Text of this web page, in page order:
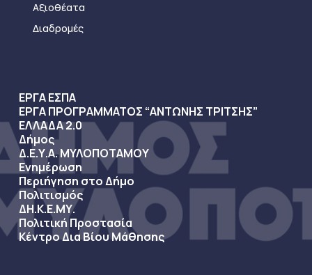
Αξιοθέατα
Διαδρομές
ΕΡΓΑ ΕΣΠΑ
ΕΡΓΑ ΠΡΟΓΡΑΜΜΑΤΟΣ “ΑΝΤΩΝΗΣ ΤΡΙΤΣΗΣ”
ΕΛΛΑΔΑ 2.0
Δήμος
Δ.Ε.Υ.Α. ΜΥΛΟΠΟΤΑΜΟΥ
Ενημέρωση
Περιήγηση στο Δήμο
Πολιτισμός
ΔΗ.Κ.Ε.ΜΥ.
Πολιτική Προστασία
Κέντρο Δια Βίου Μάθησης